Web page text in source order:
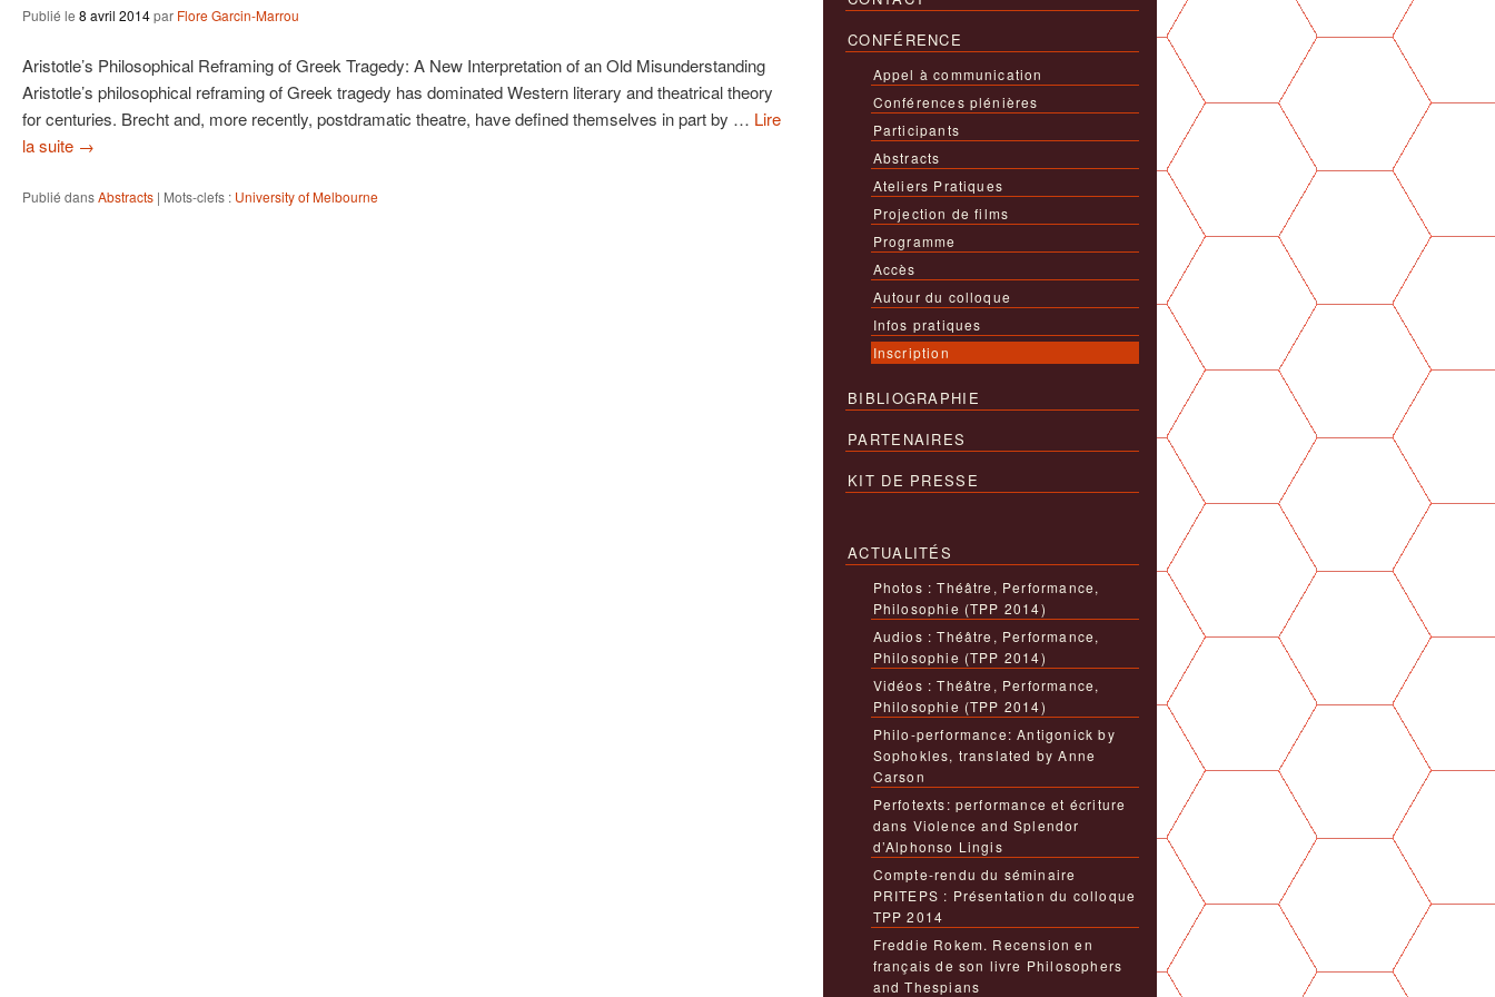
CONFÉRENCE
Appel à communication
Conférences plénières
Participants
Abstracts
Ateliers Pratiques
Projection de films
Programme
Accès
Autour du colloque
Infos pratiques
Inscription
BIBLIOGRAPHIE
PARTENAIRES
KIT DE PRESSE
ACTUALITÉS
Photos : Théâtre, Performance,
Philosophie (TPP 2014)
Audios : Théâtre, Performance,
Philosophie (TPP 2014)
Vidéos : Théâtre, Performance,
Philosophie (TPP 2014)
Philo-performance: Antigonick by
Sophokles, translated by Anne
Carson
Perfotexts: performance et écriture
dans Violence and Splendor
d’Alphonso Lingis
Compte-rendu du séminaire
PRITEPS : Présentation du colloque
TPP 2014
Freddie Rokem. Recension en
français de son livre Philosophers
and Thespians
Publié le 8 avril 2014par Flore Garcin-Marrou
Aristotle’s Philosophical Reframing of Greek Tragedy: A New Interpretation of an Old Misunderstanding
Aristotle’s philosophical reframing of Greek tragedy has dominated Western literary and theatrical theory
for centuries. Brecht and, more recently, postdramatic theatre, have defined themselves in part by … Lire
la suite →
Publié dansAbstracts | Mots-clefs : University of Melbourne